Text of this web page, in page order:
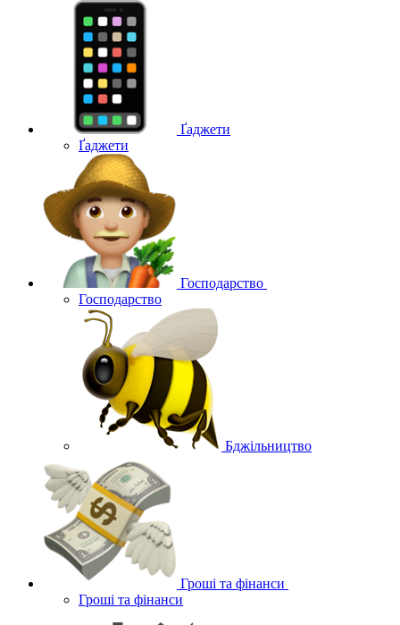
Ґаджети
Ґаджети
Господарство
Господарство
Бджільництво
Гроші та фінанси
Гроші та фінанси